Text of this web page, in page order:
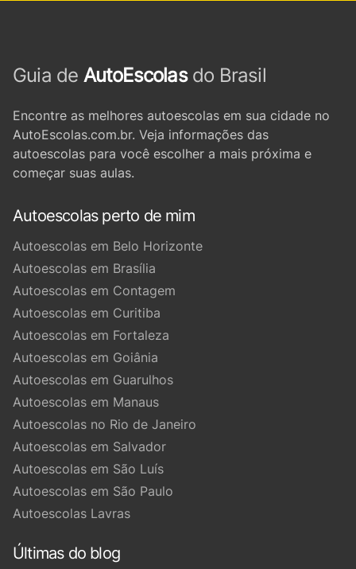
Guia de AutoEscolasdo Brasil
Encontre as melhores autoescolas em sua cidade no
AutoEscolas.com.br. Veja informações das
autoescolas para você escolher a mais próxima e
começar suas aulas.
Autoescolas perto de mim
Autoescolas em Belo Horizonte
Autoescolas em Brasília
Autoescolas em Contagem
Autoescolas em Curitiba
Autoescolas em Fortaleza
Autoescolas em Goiânia
Autoescolas em Guarulhos
Autoescolas em Manaus
Autoescolas no Rio de Janeiro
Autoescolas em Salvador
Autoescolas em São Luís
Autoescolas em São Paulo
Autoescolas Lavras
Últimas do blog